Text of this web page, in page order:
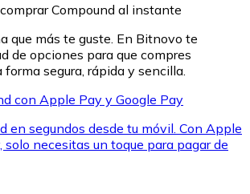
Compound al instante
que más te guste. En Bitnovo te
de opciones para que compres
forma segura, rápida y sencilla.
con Apple Pay y Google Pay
en segundos desde tu móvil. Con Apple
solo necesitas un toque para pagar de